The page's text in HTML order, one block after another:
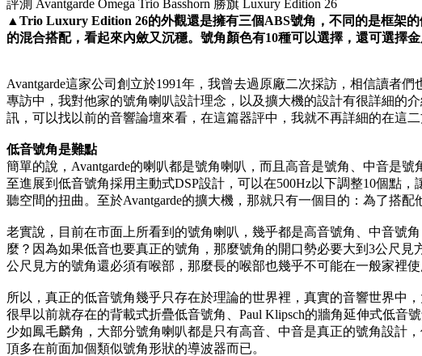
▲ Trio Luxury Edition 26的外觀還是擁有三個ABS號角，不同的是框架
的混合搭配，看起來內斂又沉穩。號角顏色有10種可以選擇，還可選擇金
Avantgarde這家公司創立於1991年，我曾去過原廠二次採訪，相信讀者
專訪中，我對他家的號角喇叭設計理念，以及擴大機的設計有很詳細的
訊，可以找以前的音響論壇來看，在這篇器評中，我就不再詳細的在這二
低音號角是難點
簡單的說，Avantgarde的喇叭都是號角喇叭，而且高音是號角、中音是
至進展到低音號角採用主動式DSP設計，可以在500Hz以下調整10個點
聽空間的扭曲。至於Avantgarde的擴大機，那就只有一個目的：為了搭配
老實說，目前在市面上所看到的號角喇叭，幾乎都是高音號角、中音號
麼？因為如果低音也要真正的號角，那麼號角的開口勢必要大到3公尺見
公尺見方的號角還必須有喉部，那麼長的喉部也幾乎不可能在一般家裡使
所以，真正的低音號角幾乎只存在於理論的世界裡，真實的音響世界中
很早以前就存在的背載式折疊低音號角、Paul Klipsch的牆角延伸式低音
少如鳳毛麟角，大部分號角喇叭都是只有高音、中音是真正的號角設計
頂多在前面加個類似號角形狀的導波器而已。